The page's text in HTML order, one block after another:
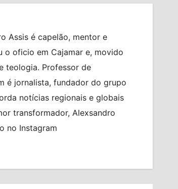
Assis é capelão, mentor e
o oficio em Cajamar e, movido
teologia. Professor de
é jornalista, fundador do grupo
notícias regionais e globais
transformador, Alexsandro
no Instagram
CULTURA
ERASMO CARLOS
IÊ IÊ IÊ